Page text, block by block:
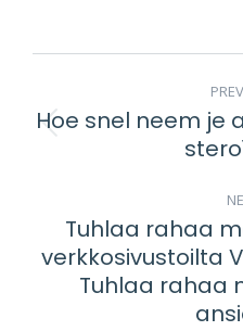
Hoe snel neem je
Tuhlaa rahaa
verkkosivustoilta
Tuhlaa rahaa